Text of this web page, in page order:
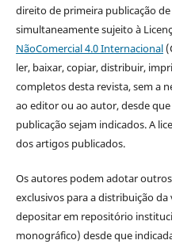
direito de primeira publicação
simultaneamente sujeito à
NãoComercial 4.0 Internacional
ler, baixar, copiar, distribuir,
completos desta revista, sem a
ao editor ou ao autor, desde
publicação sejam indicados. A
dos artigos publicados.
Os autores podem adotar
exclusivos para a distribuição
depositar em repositório
monográfico) desde que